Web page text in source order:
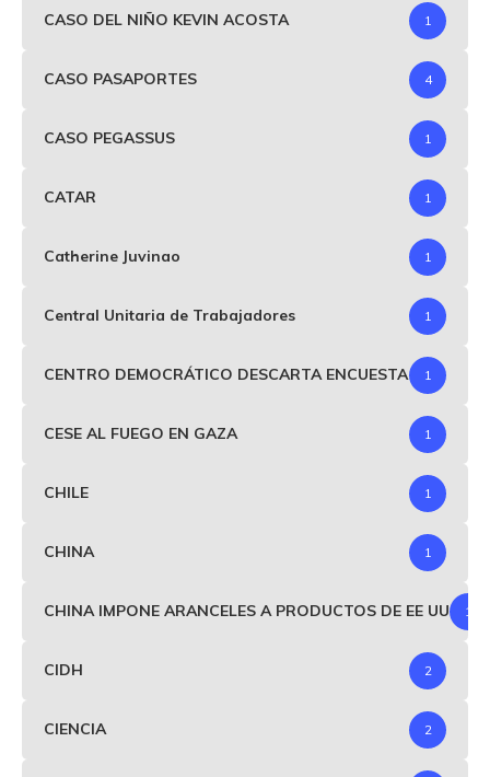
CASO DEL NIÑO KEVIN ACOSTA 1
CASO PASAPORTES 4
CASO PEGASSUS 1
CATAR 1
Catherine Juvinao 1
Central Unitaria de Trabajadores 1
CENTRO DEMOCRÁTICO DESCARTA ENCUESTA 1
CESE AL FUEGO EN GAZA 1
CHILE 1
CHINA 1
CHINA IMPONE ARANCELES A PRODUCTOS DE EE UU 1
CIDH 2
CIENCIA 2